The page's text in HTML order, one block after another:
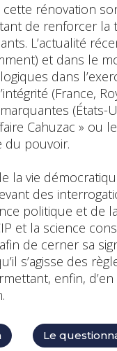
rénovation
de renforcer la
L’actualité
et dans le
dans
(France,
(États-
Cahuzac »
du pouvoir.
vie
des
politique et de
et la science
de cerner sa
s’agisse des
enfin, d’en
Le